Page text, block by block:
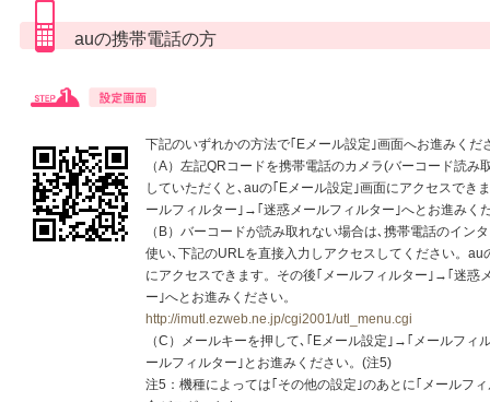
auの携帯電話の方
下記のいずれかの方法で｢Eメール設定｣画面へお進みくだ
（A）左記QRコードを携帯電話のカメラ(バーコード読み
していただくと､auの｢Eメール設定｣画面にアクセスでき
ールフィルター｣→｢迷惑メールフィルター｣へとお進みく
（B）バーコードが読み取れない場合は､携帯電話のイン
使い､下記のURLを直接入力しアクセスしてください。au
にアクセスできます。その後｢メールフィルター｣→｢迷惑
ー｣へとお進みください。
http://imutl.ezweb.ne.jp/cgi2001/utl_menu.cgi
（C）メールキーを押して､｢Eメール設定｣→｢メールフィ
ールフィルター｣とお進みください。(注5)
注5：機種によっては｢その他の設定｣のあとに｢メールフ